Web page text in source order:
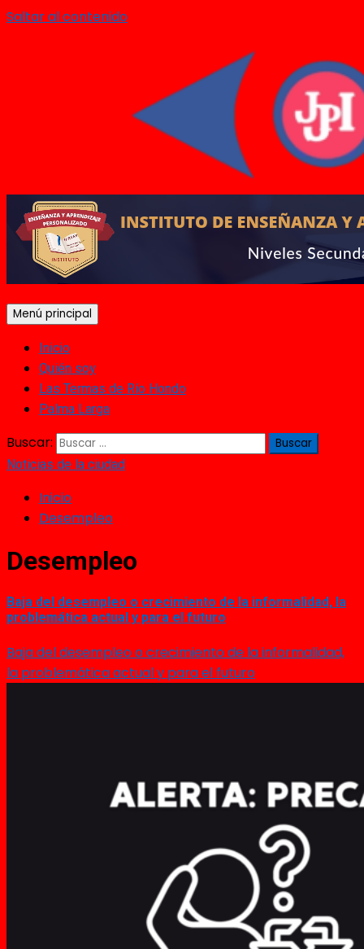
Saltar al contenido
Menú principal
Inicio
Quién soy
Las Termas de Río Hondo
Palma Larga
Buscar:
Noticias de la ciudad
Inicio
Desempleo
Desempleo
Baja del desempleo o crecimiento de la informalidad, la
problemática actual y para el futuro
Baja del desempleo o crecimiento de la informalidad,
la problemática actual y para el futuro